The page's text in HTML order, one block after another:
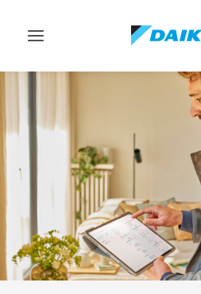
Navigatie